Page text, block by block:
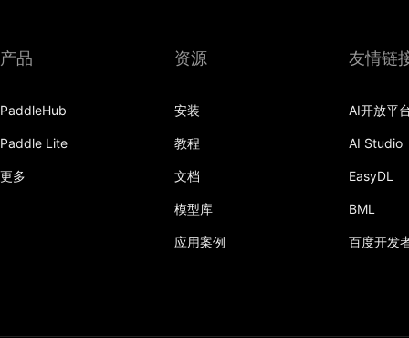
产品
PaddleHub
Paddle Lite
更多
资源
安装
教程
文档
模型库
应用案例
友情链
AI开放平
AI Studio
EasyDL
BML
百度开发